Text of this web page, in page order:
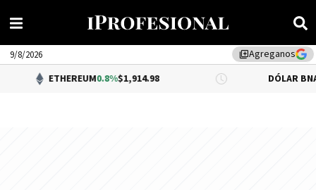
library_addAgreganos
9/8/2026
0.8%$1,914.98 DÓLAR BNA $1,520.00